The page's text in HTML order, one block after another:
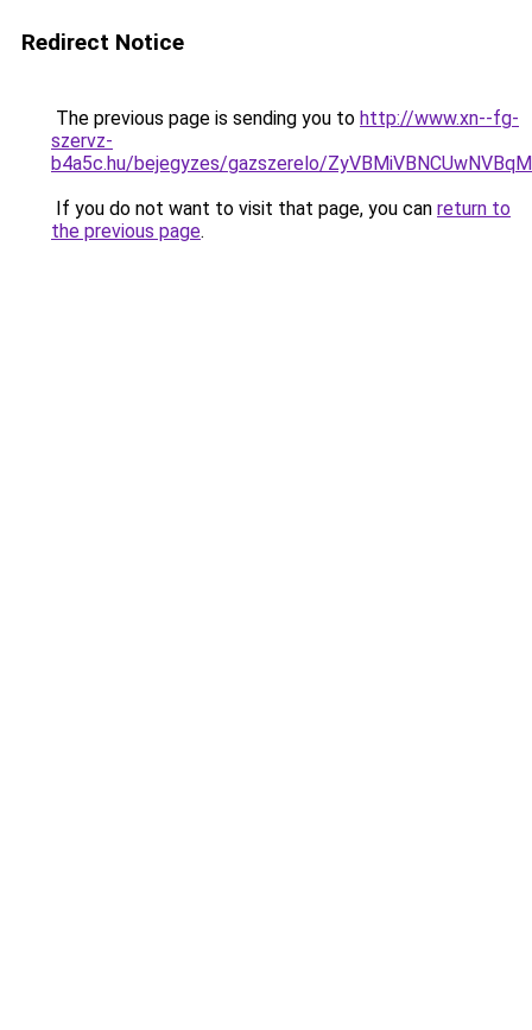
Redirect Notice
The previous page is sending you to http://www.xn--fg-
szervz-
b4a5c.hu/bejegyzes/gazszerelo/
If you do not want to visit that page, you can return to
the previous page.